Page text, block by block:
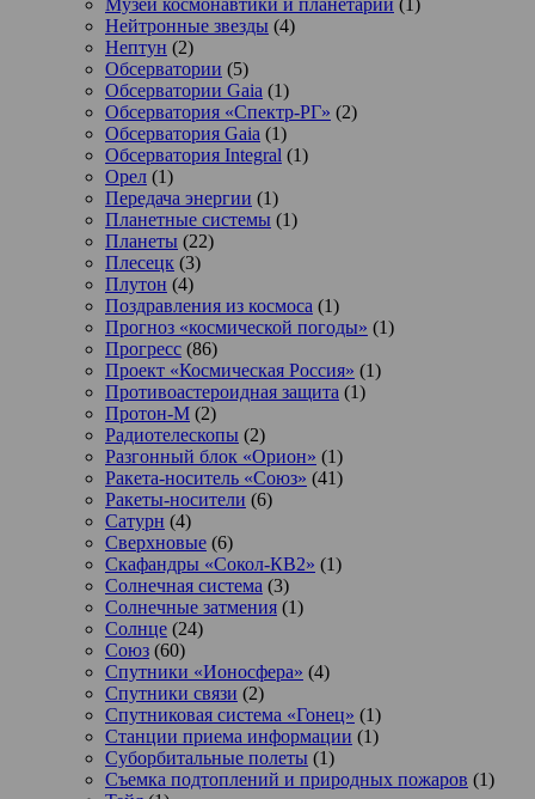
Музеи космонавтики и планетарии (1)
Нейтронные звезды (4)
Нептун (2)
Обсерватории (5)
Обсерватории Gaia (1)
Обсерватория «Спектр-РГ» (2)
Обсерватория Gaia (1)
Обсерватория Integral (1)
Орел (1)
Передача энергии (1)
Планетные системы (1)
Планеты (22)
Плесецк (3)
Плутон (4)
Поздравления из космоса (1)
Прогноз «космической погоды» (1)
Прогресс (86)
Проект «Космическая Россия» (1)
Противоастероидная защита (1)
Протон-М (2)
Радиотелескопы (2)
Разгонный блок «Орион» (1)
Ракета-носитель «Союз» (41)
Ракеты-носители (6)
Сатурн (4)
Сверхновые (6)
Скафандры «Сокол-КВ2» (1)
Солнечная система (3)
Солнечные затмения (1)
Солнце (24)
Союз (60)
Спутники «Ионосфера» (4)
Спутники связи (2)
Спутниковая система «Гонец» (1)
Станции приема информации (1)
Суборбитальные полеты (1)
Съемка подтоплений и природных пожаров (1)